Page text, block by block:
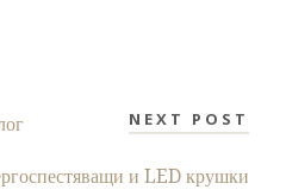
NEXT POST
и LED крушки